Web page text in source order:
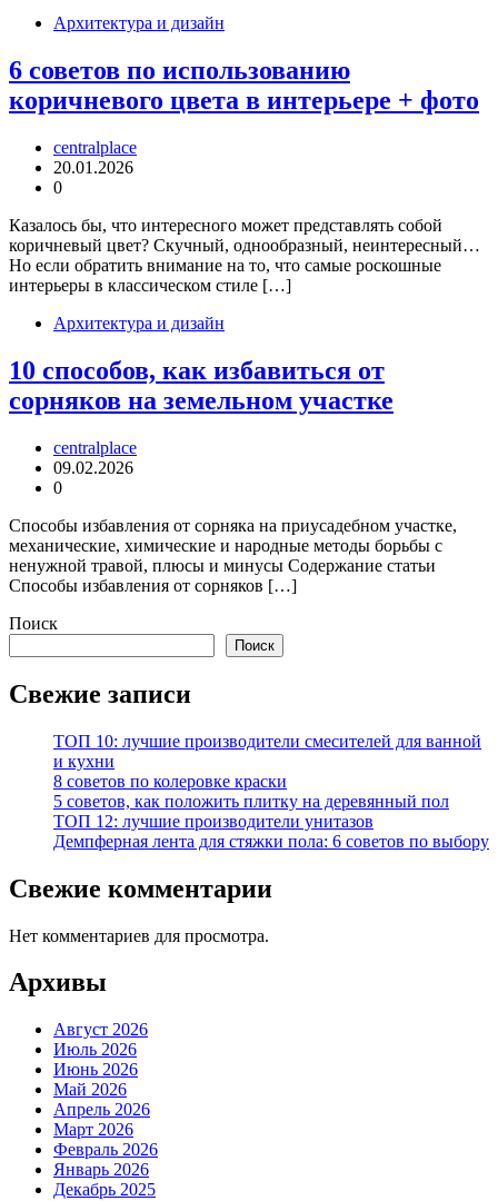
Архитектура и дизайн
6 советов по использованию
коричневого цвета в интерьере + фото
centralplace
20.01.2026
0
Казалось бы, что интересного может представлять собой
коричневый цвет? Скучный, однообразный, неинтересный…
Но если обратить внимание на то, что самые роскошные
интерьеры в классическом стиле […]
Архитектура и дизайн
10 способов, как избавиться от
сорняков на земельном участке
centralplace
09.02.2026
0
Способы избавления от сорняка на приусадебном участке,
механические, химические и народные методы борьбы с
ненужной травой, плюсы и минусы Содержание статьи
Способы избавления от сорняков […]
Поиск
Поиск
Свежие записи
ТОП 10: лучшие производители смесителей для ванной
и кухни
8 советов по колеровке краски
5 советов, как положить плитку на деревянный пол
ТОП 12: лучшие производители унитазов
Демпферная лента для стяжки пола: 6 советов по выбору
Свежие комментарии
Нет комментариев для просмотра.
Архивы
Август 2026
Июль 2026
Июнь 2026
Май 2026
Апрель 2026
Март 2026
Февраль 2026
Январь 2026
Декабрь 2025